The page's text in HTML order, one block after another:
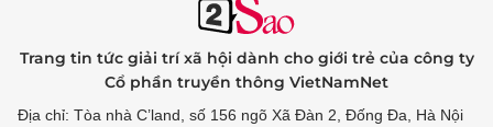
Trang tin tức giải trí xã hội dành cho giới trẻ của công ty
Cổ phần truyền thông VietNamNet
Địa chỉ: Tòa nhà C’land, số 156 ngõ Xã Đàn 2, Đống Đa, Hà Nội